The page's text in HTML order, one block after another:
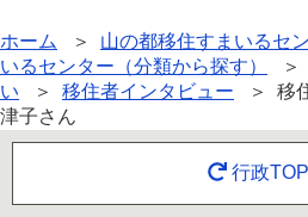
ホーム ＞ 山の都移住すまいるセ
いるセンター（分類から探す）
＞
い ＞ 移住者インタビュー ＞ 移
津子さん
行政